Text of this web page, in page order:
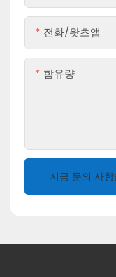
전화/왓츠앱
함유량
지금 문의 사